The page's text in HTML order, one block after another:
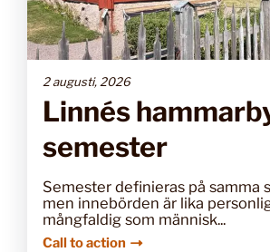
2 augusti, 2026
Linnés
semester
Semester definieras på samma
men innebörden är lika
mångfaldig som människ...
Call to action